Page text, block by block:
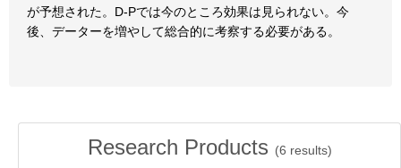
が予想された。D-Pでは今のところ効果は見られない。今
後、データーを増やして総合的に考察する必要がある。
Research Products (6 results)